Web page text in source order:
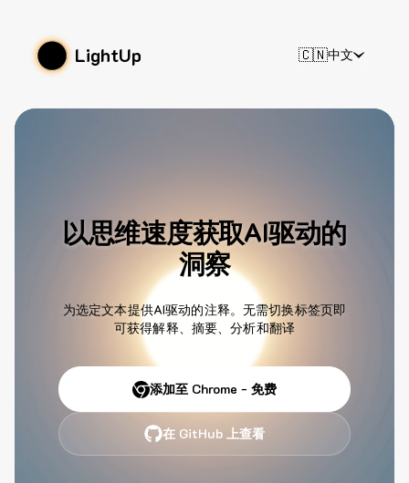
LightUp 🇨🇳中文
以思维速度获取AI驱动的
洞察
为选定文本提供AI驱动的注释。无需切换标签页即
可获得解释、摘要、分析和翻译
添加至 Chrome - 免费
在 GitHub 上查看